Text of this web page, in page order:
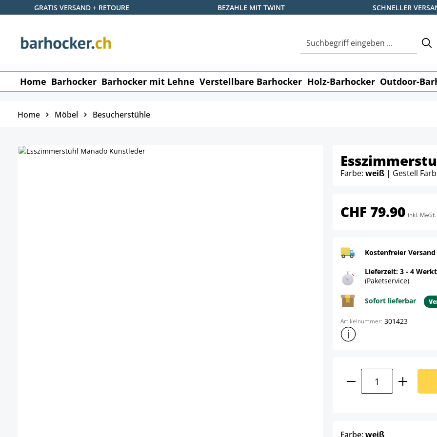
Hauptinhalt springen
Zur Suche springen
Zur Hauptnavigation springen
GRATIS VERSAND + RETOURE BEZAHLE MIT TWINT SCHNELLER
Home Barhocker Barhocker mit Lehne Verstellbare Barhocker Holz-Barhocker Outdoor-
Home Möbel Besucherstühle
Farbe: weiß | Gestell
CHF 79.90 inkl. MwSt.
Kostenfreier
Lieferzeit: 3 - 4
(Paketservice)
Sofort lieferbar
Artikelnummer: 301423
Weitere
Produkt Anzahl:
Farbe:weißauswählen